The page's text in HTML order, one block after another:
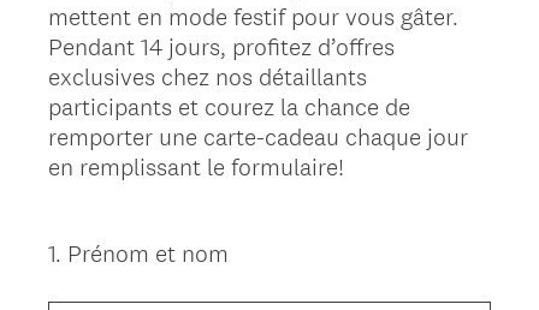
mettent en mode festif pour vous gâter.
Pendant 14 jours, profitez d’offres
exclusives chez nos détaillants
participants et courez la chance de
remporter une carte-cadeau chaque jour
en remplissant le formulaire!
Question
1. Prénom et nom